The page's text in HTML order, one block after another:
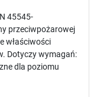
45545-
przeciwpożarowej
właściwości
Dotyczy wymagań:
dla poziomu